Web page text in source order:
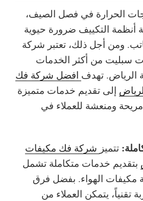
الحرارة في فصل الصيف،
أنظمة التكييف ضرورة حيوية
ومن أجل ذلك، تعتبر شركة
سبليت من أكثر الخدمات
الرياض. تهدف افضل شركة فك
إلى تقديم خدمات متميزة
مريحة ومنعشة للعملاء في
تتميز شركة فك مكيفات
بتقديم خدمات متكاملة تشمل
مكيفات الهواء. بفضل فرق
تقنياً، يتمكن العملاء من